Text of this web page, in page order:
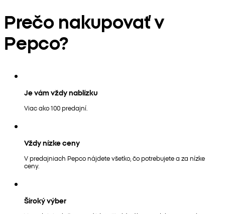
Prečo nakupovať v
Pepco?
Je vám vždy nablízku
Viac ako 100 predajní.
Vždy nízke ceny
V predajniach Pepco nájdete všetko, čo potrebujete a za nízke
ceny.
Široký výber